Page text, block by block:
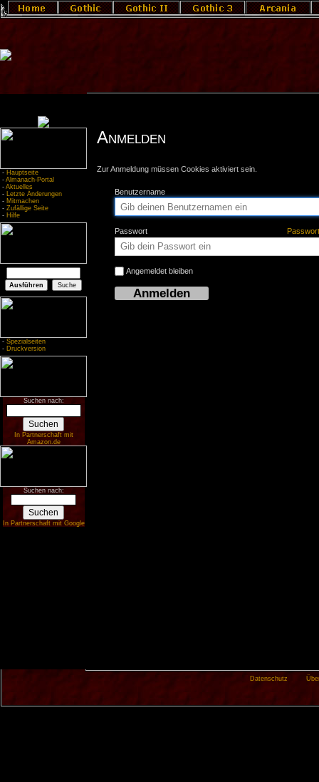
- Hauptseite
- Almanach-Portal
- Aktuelles
- Letzte Änderungen
- Mitmachen
- Zufällige Seite
- Hilfe
- Spezialseiten
- Druckversion
Suchen nach:
In Partnerschaft mit
Amazon.de
Suchen nach:
In Partnerschaft mit Google
Anmelden
Zur Anmeldung müssen Cookies aktiviert sein.
Benutzername
Passwort
Angemeldet bleiben
Datenschutz